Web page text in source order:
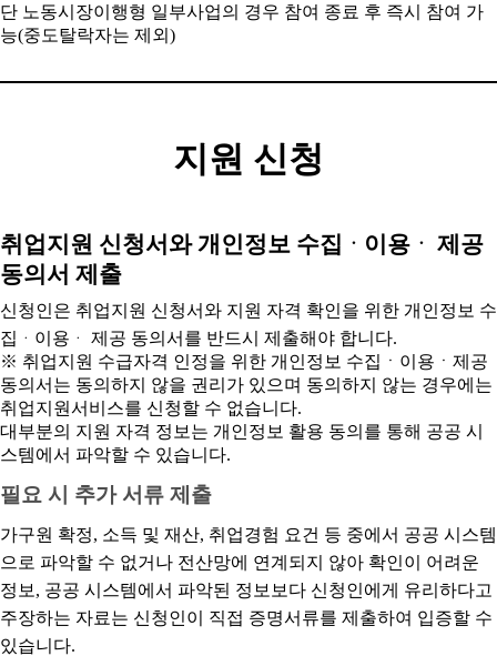
단 노동시장이행형 일부사업의 경우 참여 종료 후 즉시 참여 가
능(중도탈락자는 제외)
지원 신청
취업지원 신청서와 개인정보 수집ᆞ이용ᆞ 제공
동의서 제출
신청인은 취업지원 신청서와 지원 자격 확인을 위한 개인정보 수
집ᆞ이용ᆞ 제공 동의서를 반드시 제출해야 합니다.
※ 취업지원 수급자격 인정을 위한 개인정보 수집ㆍ이용ㆍ제공
동의서는 동의하지 않을 권리가 있으며 동의하지 않는 경우에는
취업지원서비스를 신청할 수 없습니다.
대부분의 지원 자격 정보는 개인정보 활용 동의를 통해 공공 시
스템에서 파악할 수 있습니다.
필요 시 추가 서류 제출
가구원 확정, 소득 및 재산, 취업경험 요건 등 중에서 공공 시스템
으로 파악할 수 없거나 전산망에 연계되지 않아 확인이 어려운
정보, 공공 시스템에서 파악된 정보보다 신청인에게 유리하다고
주장하는 자료는 신청인이 직접 증명서류를 제출하여 입증할 수
있습니다.